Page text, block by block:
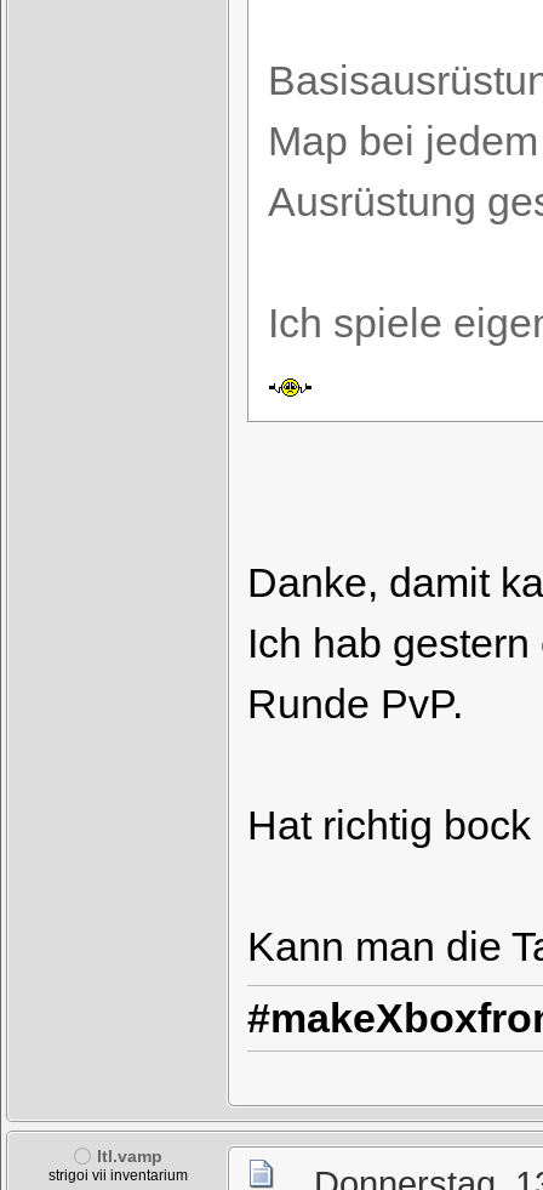
Map bei
Ausrüstung
Ich spiele
Danke, damit
Ich hab
Runde PvP.
Hat richtig
Kann man die
ltl.vamp
strigoi vii inventarium